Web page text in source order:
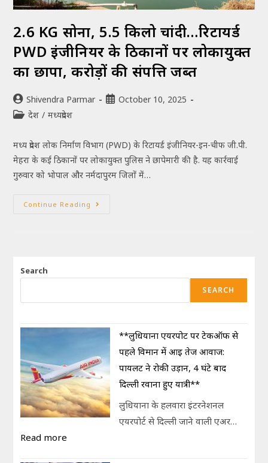
2.6 KG सोना, 5.5 किलो चांदी…रिटायर्ड
PWD इंजीनियर के ठिकानों पर लोकायुक्त
का छापा, करोड़ों की संपत्ति जब्त
Shivendra Parmar
October 10, 2025
देश / मध्यप्रदेश
मध्य प्रदेश लोक निर्माण विभाग (PWD) के रिटायर्ड इंजीनियर-इन-चीफ जी.पी.
मेहरा के कई ठिकानों पर लोकायुक्त पुलिस ने छापेमारी की है. यह कार्रवाई
गुरुवार को भोपाल और नर्मदापुरम जिलों में…
Continue Reading
Search
SEARCH
**लुधियाना एयरपोर्ट पर टेकऑफ से
पहले विमान में आई तेज आवाज:
पायलट ने रोकी उड़ान, 4 घंटे बाद
दिल्ली रवाना हुए यात्री**
लुधियाना के हलवारा इंटरनेशनल
एयरपोर्ट से दिल्ली जाने वाली एअर…
Read more